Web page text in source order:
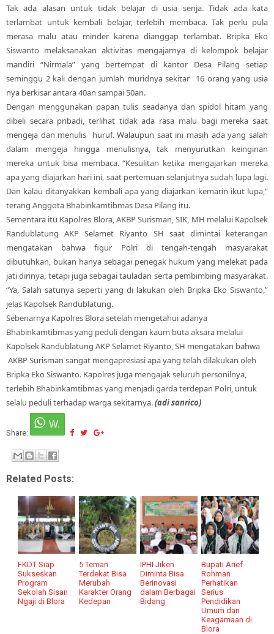
Tak ada alasan untuk tidak belajar di usia senja. Tidak ada kata
terlambat untuk kembali belajar, terlebih membaca. Tak perlu pula
merasa malu atau minder karena dianggap terlambat. Bripka Eko
Siswanto melaksanakan aktivitas mengajarnya di kelompok belajar
mandiri “Nirmala” yang bertempat di kantor Desa Pilang setiap
seminggu 2 kali dengan jumlah muridnya sekitar 16 orang yang usia
nya berkisar antara 40an sampai 50an.
Dengan menggunakan papan tulis seadanya dan spidol hitam yang
dibeli secara pribadi, terlihat tidak ada rasa malu bagi mereka saat
mengeja dan menulis huruf. Walaupun saat ini masih ada yang salah
dalam mengeja hingga menulisnya, tak menyurutkan keinginan
mereka untuk bisa membaca. “Kesulitan ketika mengajarkan mereka
apa yang diajarkan hari ini, saat pertemuan selanjutnya sudah lupa lagi.
Dan kalau ditanyakkan kembali apa yang diajarkan kemarin ikut lupa,”
terang Anggota Bhabinkamtibmas Desa Pilang itu.
Sementara itu Kapolres Blora, AKBP Surisman, SIK, MH melalui Kapolsek
Randublatung AKP Selamet Riyanto SH saat dimintai keterangan
mengatakan bahwa figur Polri di tengah-tengah masyarakat
dibutuhkan, bukan hanya sebagai penegak hukum yang melekat pada
jati dirinya, tetapi juga sebagai tauladan serta pembimbing masyarakat.
“Ya, Salah satunya seperti yang di lakukan oleh Bripka Eko Siswanto,”
jelas Kapolsek Randublatung.
Sebenarnya Kapolres Blora setelah mengetahui adanya
Bhabinkamtibmas yang peduli dengan kaum buta aksara melalui
Kapolsek Randublatung AKP Selamet Riyanto, SH mengatakan bahwa
AKBP Surisman sangat mengapresiasi apa yang telah dilakukan oleh
Bripka Eko Siswanto. Kapolres juga mengajak seluruh personilnya,
terlebih Bhabinkamtibmas yang menjadi garda terdepan Polri, untuk
selalu peduli terhadap warga sekitarnya.(adi sanrico)
Share:
Related Posts:
FKDT Siap
Sukseskan
Program
Sekolah Sisan
Ngaji di Blora
5 Teman
Terdekat Bisa
Merubah
Karakter Orang
Kedepan
IPHI Jiken
Diminta Bisa
Berinovasi
dalam Berbagai
Bidang
Bupati Arief
Rohman
Perhatikan
Serius
Pendidikan
Umum dan
Keagamaan di
Blora